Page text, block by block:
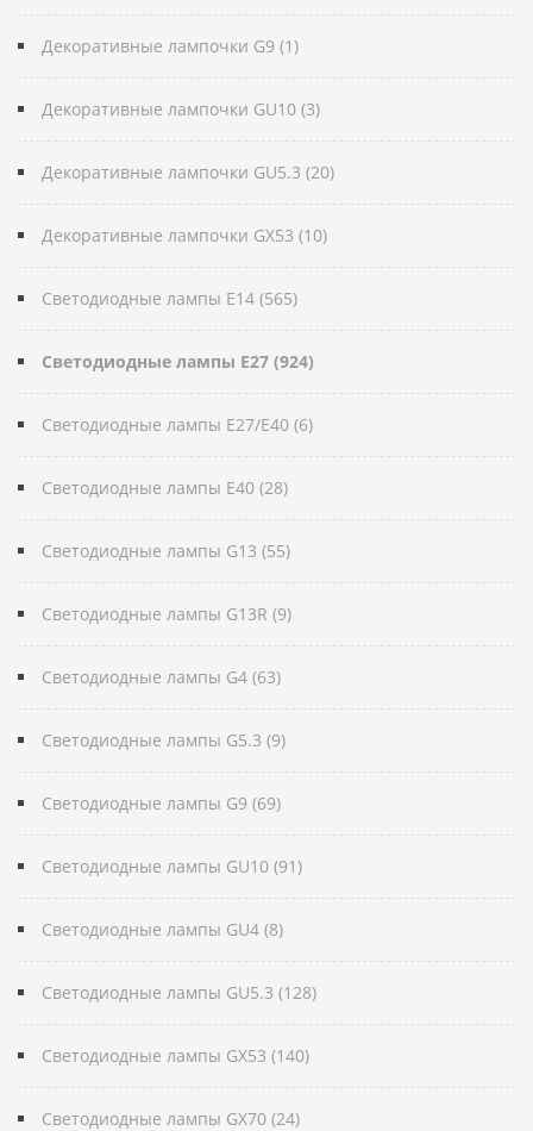
Декоративные лампочки G9 (1)
Декоративные лампочки GU10 (3)
Декоративные лампочки GU5.3 (20)
Декоративные лампочки GX53 (10)
Светодиодные лампы E14 (565)
Светодиодные лампы E27 (924)
Светодиодные лампы E27/E40 (6)
Светодиодные лампы E40 (28)
Светодиодные лампы G13 (55)
Светодиодные лампы G13R (9)
Светодиодные лампы G4 (63)
Светодиодные лампы G5.3 (9)
Светодиодные лампы G9 (69)
Светодиодные лампы GU10 (91)
Светодиодные лампы GU4 (8)
Светодиодные лампы GU5.3 (128)
Светодиодные лампы GX53 (140)
Светодиодные лампы GX70 (24)